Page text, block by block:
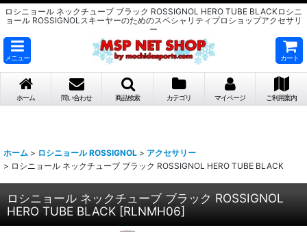
ロシニョール ネックチューブ ブラック ROSSIGNOL HERO TUBE BLACKロシニ
ョール ROSSIGNOLスキーヤーのためのスペシャリティプロショップアクセサリ
ー
メニュー カート
ホーム 問い合わせ 商品検索 カテゴリ マイページ ご利用案内
ホーム > ロシニョール ROSSIGNOL > アクセサリー
> ロシニョール ネックチューブ ブラック ROSSIGNOL HERO TUBE BLACK
ロシニョール ネックチューブ ブラック ROSSIGNOL
HERO TUBE BLACK [RLNMH06]